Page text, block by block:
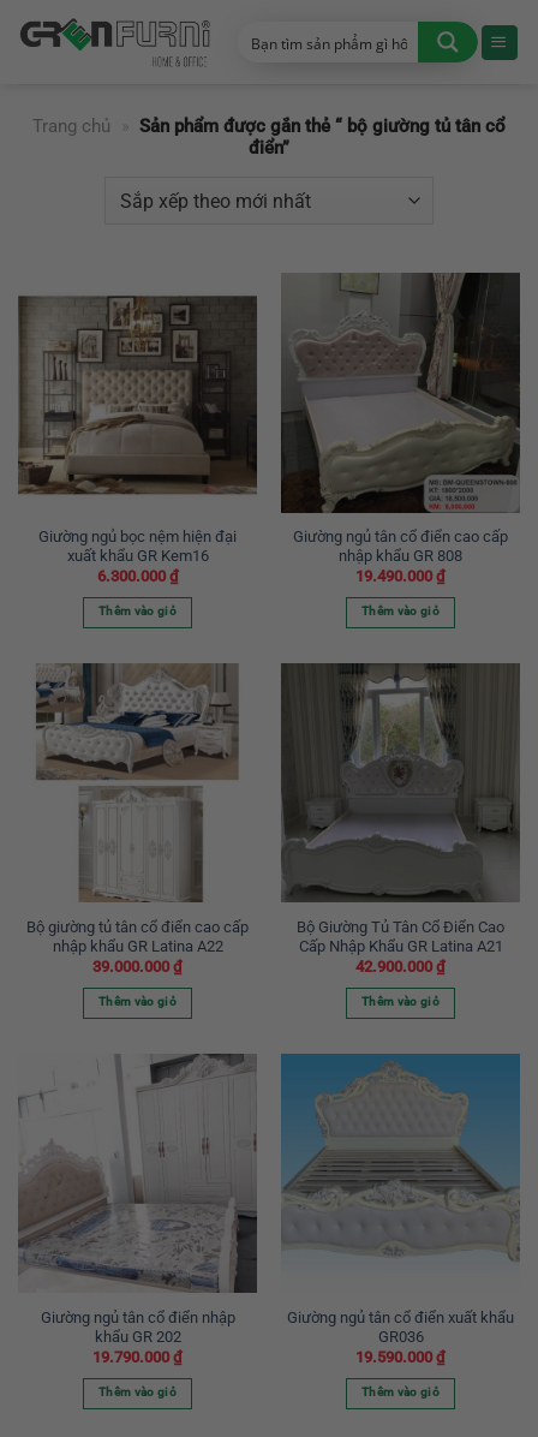
đến
Trang chủ
» Sản phẩm được gắn thẻ “ bộ giường tủ tân cổ
điển”
Giường ngủ bọc nệm hiện đại
xuất khẩu GR Kem16
6.300.000 ₫
Thêm vào giỏ
Giường ngủ tân cổ điển cao cấp
nhập khẩu GR 808
19.490.000 ₫
Thêm vào giỏ
Bộ giường tủ tân cổ điển cao cấp
nhập khẩu GR Latina A22
39.000.000 ₫
Thêm vào giỏ
Bộ Giường Tủ Tân Cổ Điển Cao
Cấp Nhập Khẩu GR Latina A21
42.900.000 ₫
Thêm vào giỏ
Giường ngủ tân cổ điển nhập
khẩu GR 202
19.790.000 ₫
Thêm vào giỏ
Giường ngủ tân cổ điển xuất khẩu
GR036
19.590.000 ₫
Thêm vào giỏ